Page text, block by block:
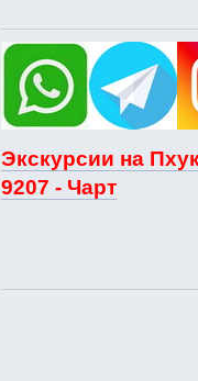
Экскурсии на
9207 - Чарт